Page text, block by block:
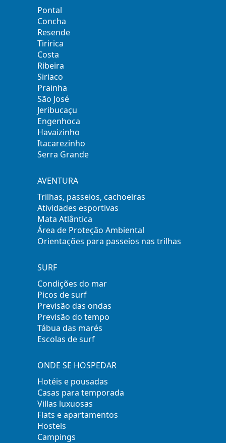
Pontal
Concha
Resende
Tiririca
Costa
Ribeira
Siriaco
Prainha
São José
Jeribucaçu
Engenhoca
Havaizinho
Itacarezinho
Serra Grande
AVENTURA
Trilhas, passeios, cachoeiras
Atividades esportivas
Mata Atlântica
Área de Proteção Ambiental
Orientações para passeios nas trilhas
SURF
Condições do mar
Picos de surf
Previsão das ondas
Previsão do tempo
Tábua das marés
Escolas de surf
ONDE SE HOSPEDAR
Hotéis e pousadas
Casas para temporada
Villas luxuosas
Flats e apartamentos
Hostels
Campings